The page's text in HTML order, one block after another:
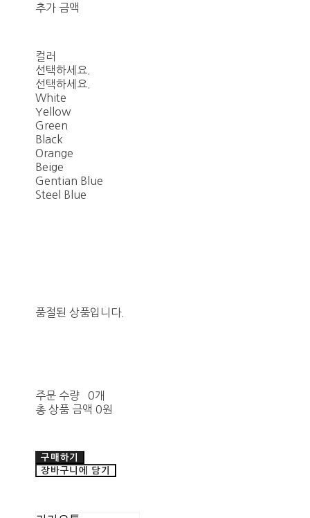
추가 금액
컬러
선택하세요.
선택하세요.
White
Yellow
Green
Black
Orange
Beige
Gentian Blue
Steel Blue
품절된 상품입니다.
주문 수량
0개
총 상품 금액 0원
구매하기
장바구니에 담기